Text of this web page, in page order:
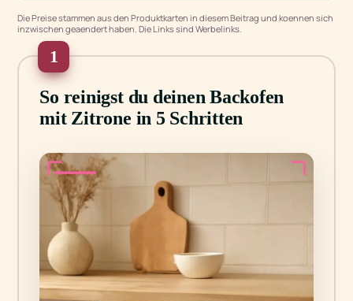
Die Preise stammen aus den Produktkarten in diesem Beitrag und koennen sich
inzwischen geaendert haben. Die Links sind Werbelinks.
1
So reinigst du deinen Backofen
mit Zitrone in 5 Schritten